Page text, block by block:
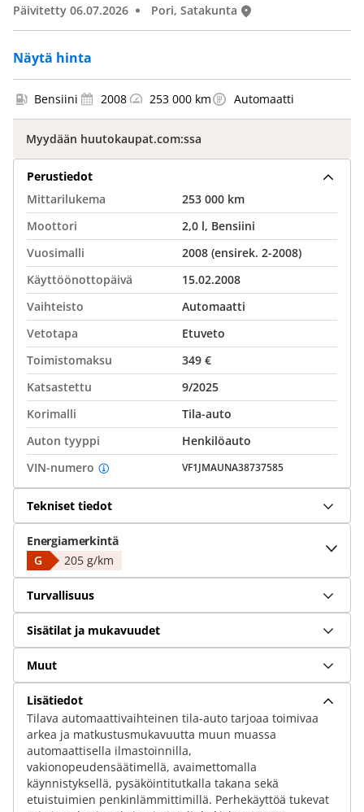
Näytä hinta
Päivitetty 06.07.2026
Pori, Satakunta
Bensiini 2008 253 000 km Automaatti
Myydään huutokaupat.com:ssa
Perustiedot
Mittarilukema
253 000 km
Moottori
2,0 l, Bensiini
Vuosimalli
2008 (ensirek. 2-2008)
Käyttöönottopäivä
15.02.2008
Vaihteisto
Automaatti
Vetotapa
Etuveto
Toimistomaksu
349 €
Katsastettu
9/2025
Korimalli
Tila-auto
Auton tyyppi
Henkilöauto
VIN-numero
VF1JMAUNA38737585
Tekniset tiedot
Energiamerkintä
G
205 g/km
Turvallisuus
Sisätilat ja mukavuudet
Muut
Lisätiedot
Tilava automaattivaihteinen tila-auto tarjoaa toimivaa
arkea ja matkustusmukavuutta muun muassa
automaattisella ilmastoinnilla,
vakionopeudensäätimellä, avaimettomalla
käynnistyksellä, pysäköintitutkalla takana sekä
etuistuimien penkinlämmittimillä. Perhekäyttöä tukevat